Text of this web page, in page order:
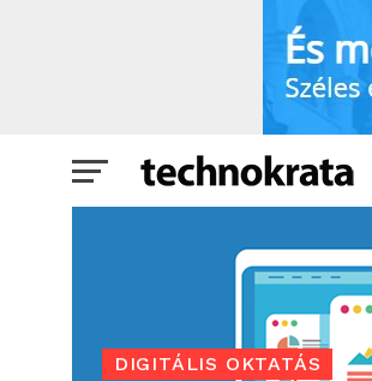
Virtuális tudományos
DIGITÁLIS OKTATÁS